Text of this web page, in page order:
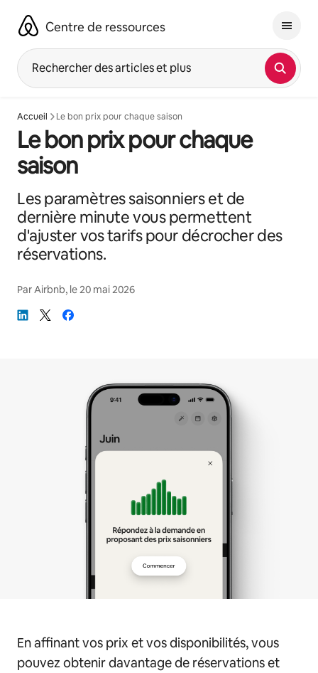
directement
contenu
Centre de ressources
Rechercher des articles et plus
Accueil Le bon prix pour chaque saison
Le bon prix pour chaque
saison
Les paramètres saisonniers et de
dernière minute vous permettent
d'ajuster vos tarifs pour décrocher des
réservations.
ParAirbnb, le20 mai 2026
En affinant vos prix et vos disponibilités, vous
pouvez obtenir davantage de réservations et